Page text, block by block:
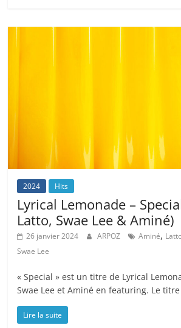
2024 Hits
Lyrical Lemonade –
Latto, Swae Lee & Aminé)
26 janvier 2024 ARPOZ Aminé,
Swae Lee
« Special » est un titre de Lyrical
Swae Lee et Aminé en featuring. Le
Lire la suite